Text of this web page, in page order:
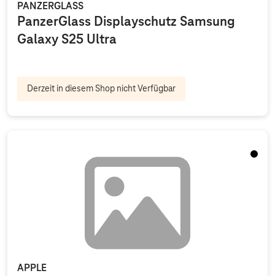
PANZERGLASS
PanzerGlass Displayschutz Samsung
Galaxy S25 Ultra
Derzeit in diesem Shop nicht Verfügbar
APPLE